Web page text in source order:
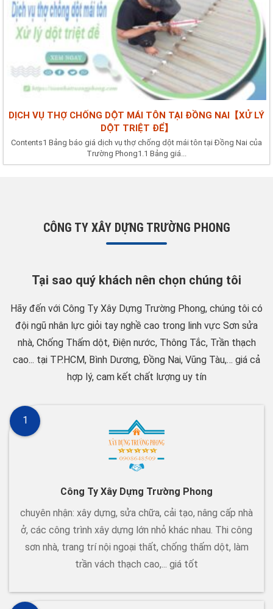
DỊCH VỤ THỢ CHỐNG DỘT MÁI TÔN TẠI ĐỒNG NAI【XỬ LÝ
DỘT TRIỆT ĐỂ】
Contents1 Bảng báo giá dịch vụ thợ chống dột mái tôn tại Đồng Nai của
Trường Phong1.1 Bảng giá...
CÔNG TY XÂY DỰNG TRƯỜNG PHONG
Tại sao quý khách nên chọn chúng tôi
Hãy đến với Công Ty Xây Dựng Trường Phong, chúng tôi có
đội ngũ nhân lực giỏi tay nghề cao trong linh vực Sơn sửa
nhà, Chống Thấm dột, Điện nước, Thông Tắc, Trần thạch
cao... tại TP.HCM, Bình Dương, Đồng Nai, Vũng Tàu,… giá cả
hợp lý, cam kết chất lượng uy tín
Công Ty Xây Dựng Trường Phong
chuyên nhận: xây dựng, sửa chữa, cải tạo, nâng cấp nhà
ở, các công trình xây dựng lớn nhỏ khác nhau. Thi công
sơn nhà, trang trí nội ngoại thất, chống thấm dột, làm
trần vách thạch cao,... giá tốt
1